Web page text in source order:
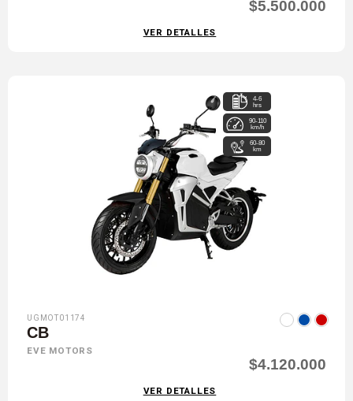
$5.500.000
VER DETALLES
4-6
hrs
90-110
km/h
60-80
km
UGMOT01174
CB
EVE MOTORS
$4.120.000
VER DETALLES